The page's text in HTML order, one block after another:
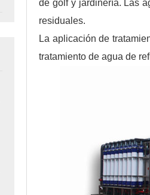
de golf y jardinería. Las
residuales.
La aplicación de
tratamiento de agua de